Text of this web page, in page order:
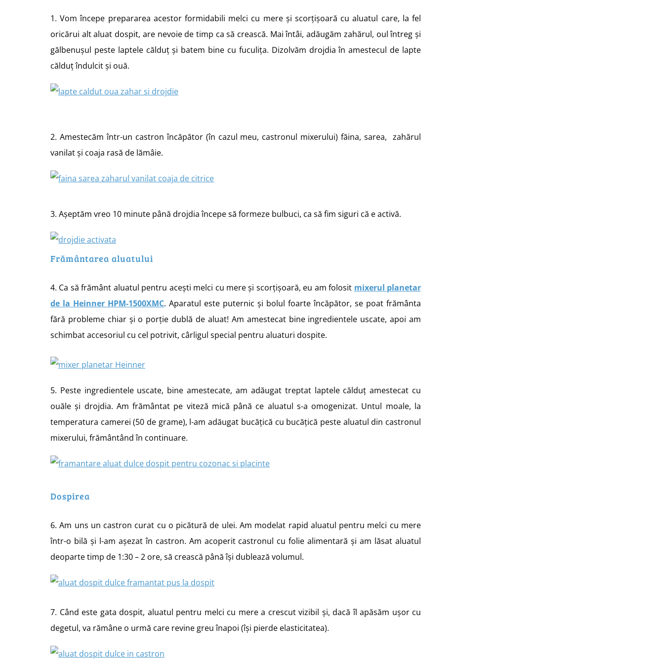
1. Vom începe prepararea acestor formidabili melci cu mere și scorțișoară cu aluatul care, la fel
oricărui alt aluat dospit, are nevoie de timp ca să crească. Mai întâi, adăugăm zahărul, oul întreg și
gălbenușul peste laptele călduț și batem bine cu fuculița. Dizolvăm drojdia în amestecul de lapte
călduț îndulcit și ouă.
2. Amestecăm într-un castron încăpător (în cazul meu, castronul mixerului) făina, sarea, zahărul
vanilat și coaja rasă de lămâie.
3. Așeptăm vreo 10 minute până drojdia începe să formeze bulbuci, ca să fim siguri că e activă.
Frământarea aluatului
4. Ca să frământ aluatul pentru acești melci cu mere și scorțișoară, eu am folosit mixerul planetar
de la Heinner HPM-1500XMC. Aparatul este puternic și bolul foarte încăpător, se poat frământa
fără probleme chiar și o porție dublă de aluat! Am amestecat bine ingredientele uscate, apoi am
schimbat accesoriul cu cel potrivit, cârligul special pentru aluaturi dospite.
5. Peste ingredientele uscate, bine amestecate, am adăugat treptat laptele călduț amestecat cu
ouăle și drojdia. Am frământat pe viteză mică până ce aluatul s-a omogenizat. Untul moale, la
temperatura camerei (50 de grame), l-am adăugat bucățică cu bucățică peste aluatul din castronul
mixerului, frământând în continuare.
Dospirea
6. Am uns un castron curat cu o picătură de ulei. Am modelat rapid aluatul pentru melci cu mere
într-o bilă și l-am așezat în castron. Am acoperit castronul cu folie alimentară și am lăsat aluatul
deoparte timp de 1:30 – 2 ore, să crească până își dublează volumul.
7. Când este gata dospit, aluatul pentru melci cu mere a crescut vizibil și, dacă îl apăsăm ușor cu
degetul, va rămâne o urmă care revine greu înapoi (își pierde elasticitatea).